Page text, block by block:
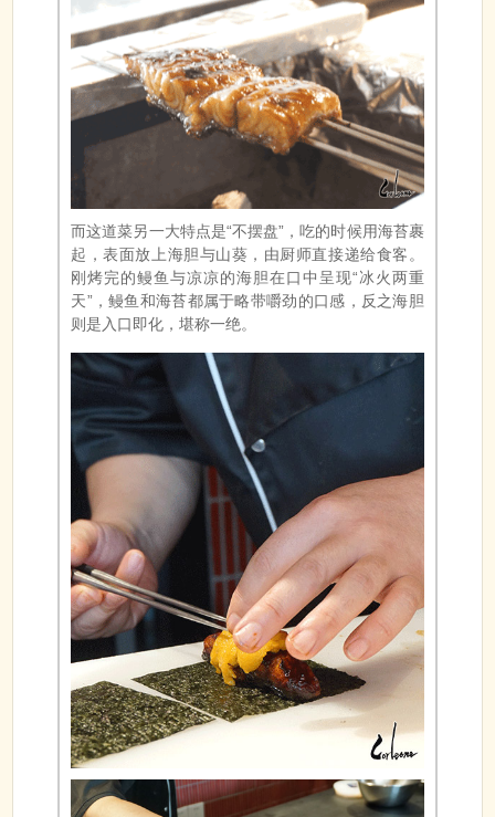
而这道菜另一大特点是“不摆盘”，吃的时候用海苔裹
起，表面放上海胆与山葵，由厨师直接递给食客。
刚烤完的鳗鱼与凉凉的海胆在口中呈现“冰火两重
天”，鳗鱼和海苔都属于略带嚼劲的口感，反之海胆
则是入口即化，堪称一绝。